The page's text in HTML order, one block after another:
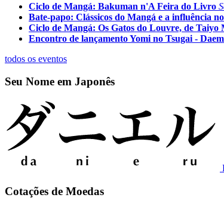
Ciclo de Mangá: Bakuman n'A Feira do Livro
Bate-papo: Clássicos do Mangá e a influência
Ciclo de Mangá: Os Gatos do Louvre, de Taiyo
Encontro de lançamento Yomi no Tsugai -
todos os eventos
Seu Nome em Japonês
Cotações de Moedas